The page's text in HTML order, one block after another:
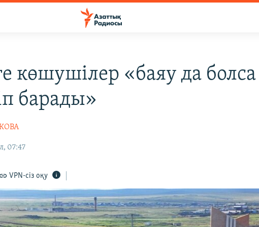
көшушілер «баяу да болса
барады»
07:47
VPN-сіз оқу